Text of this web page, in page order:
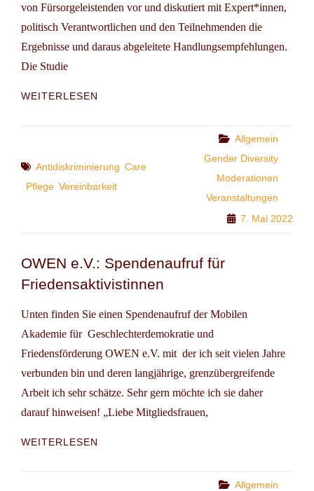
von Fürsorgeleistenden vor und diskutiert mit Expert*innen,
politisch Verantwortlichen und den Teilnehmenden die
Ergebnisse und daraus abgeleitete Handlungsempfehlungen.
Die Studie
WEITERLESEN
(ADS):
ELTERN
SCHÜTZEN!
ZUR
VON
FÜRSORGEPFLICHTEN
BERUF
Tags
Antidiskriminierung Care
Pflege Vereinbarkeit
Categories
Allgemein
Gender Diversity
Moderationen
Veranstaltungen
7. Mai 2022
OWEN e.V.: Spendenaufruf für
Friedensaktivistinnen
Unten finden Sie einen Spendenaufruf der Mobilen
Akademie für Geschlechterdemokratie und
Friedensförderung OWEN e.V. mit der ich seit vielen Jahre
verbunden bin und deren langjährige, grenzübergreifende
Arbeit ich sehr schätze. Sehr gern möchte ich sie daher
darauf hinweisen! „Liebe Mitgliedsfrauen,
WEITERLESEN
Categories
Allgemein